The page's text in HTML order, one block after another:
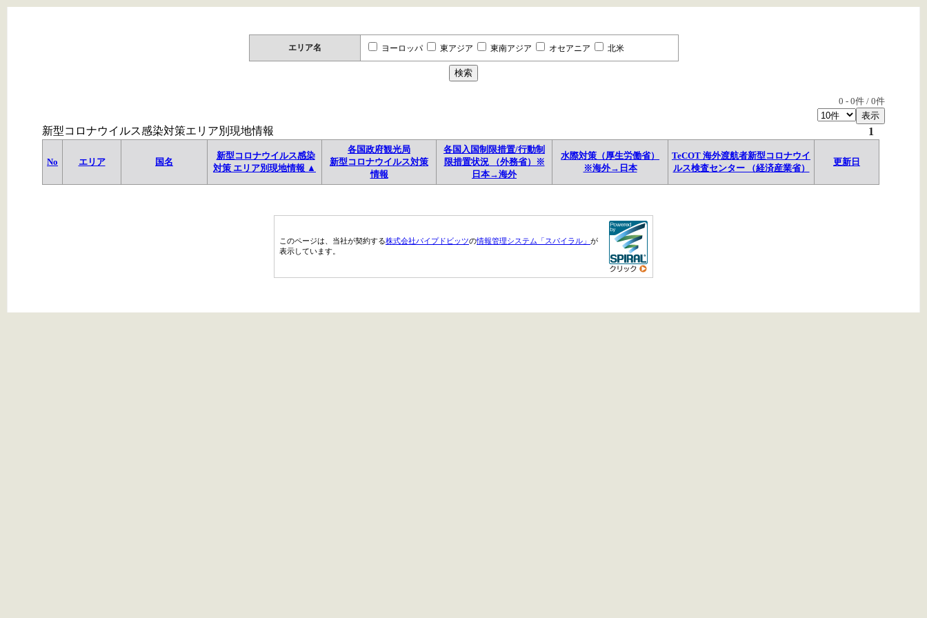
エリア名 ヨーロッパ 東アジア 東南アジア オセアニア 北米
0 - 0件 / 0件
新型コロナウイルス感染対策エリア別現地情報 1
No エリア 国名
新型コロナウイルス感染
対策 エリア別現地情報 ▲
各国政府観光局
新型コロナウイルス対策
情報
各国入国制限措置/行動制
限措置状況 （外務省）※
日本→海外
水際対策（厚生労働省）
※海外→日本
TeCOT 海外渡航者新型コロナウイ
ルス検査センター （経済産業省）
更新日
このページは、当社が契約する株式会社パイプドビッツの情報管理システム「スパイラル」 が
表示しています。